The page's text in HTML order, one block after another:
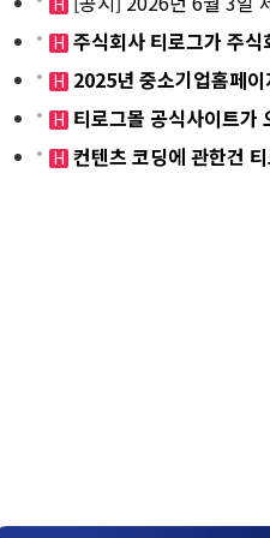
H 주식회사 티로그가 주
H 2025년 중소기업홈페
H 티로그몰 공식사이트가
H 컨텐츠 코딩에 관한건